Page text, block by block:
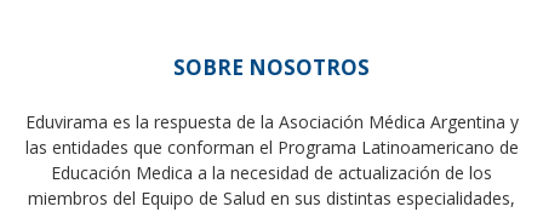
SOBRE NOSOTROS
Eduvirama es la respuesta de la Asociación Médica Argentina y
las entidades que conforman el Programa Latinoamericano de
Educación Medica a la necesidad de actualización de los
miembros del Equipo de Salud en sus distintas especialidades,